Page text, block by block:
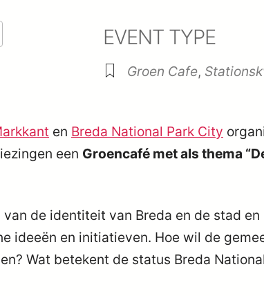
Google Calendar iCalendar
EVENT TYPE
Groen Cafe,
en Breda National Park City
een Groencafé met als thema
de identiteit van Breda en de stad
ideeën en initiatieven. Hoe wil de
Wat betekent de status Breda